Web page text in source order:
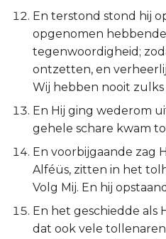
Spreuken
Prediker
Hooglied
Jesaja
Jeremía
Klaagliederen
Ezechiël
En terstond stond hij
opgenomen
tegenwoordigheid;
ontzetten, en
Wij hebben nooit zulks
En Hij ging wederom
gehele schare kwam
En voorbijgaande zag
Alféüs, zitten in het
Volg Mij. En hij
En het geschiedde als
dat ook vele